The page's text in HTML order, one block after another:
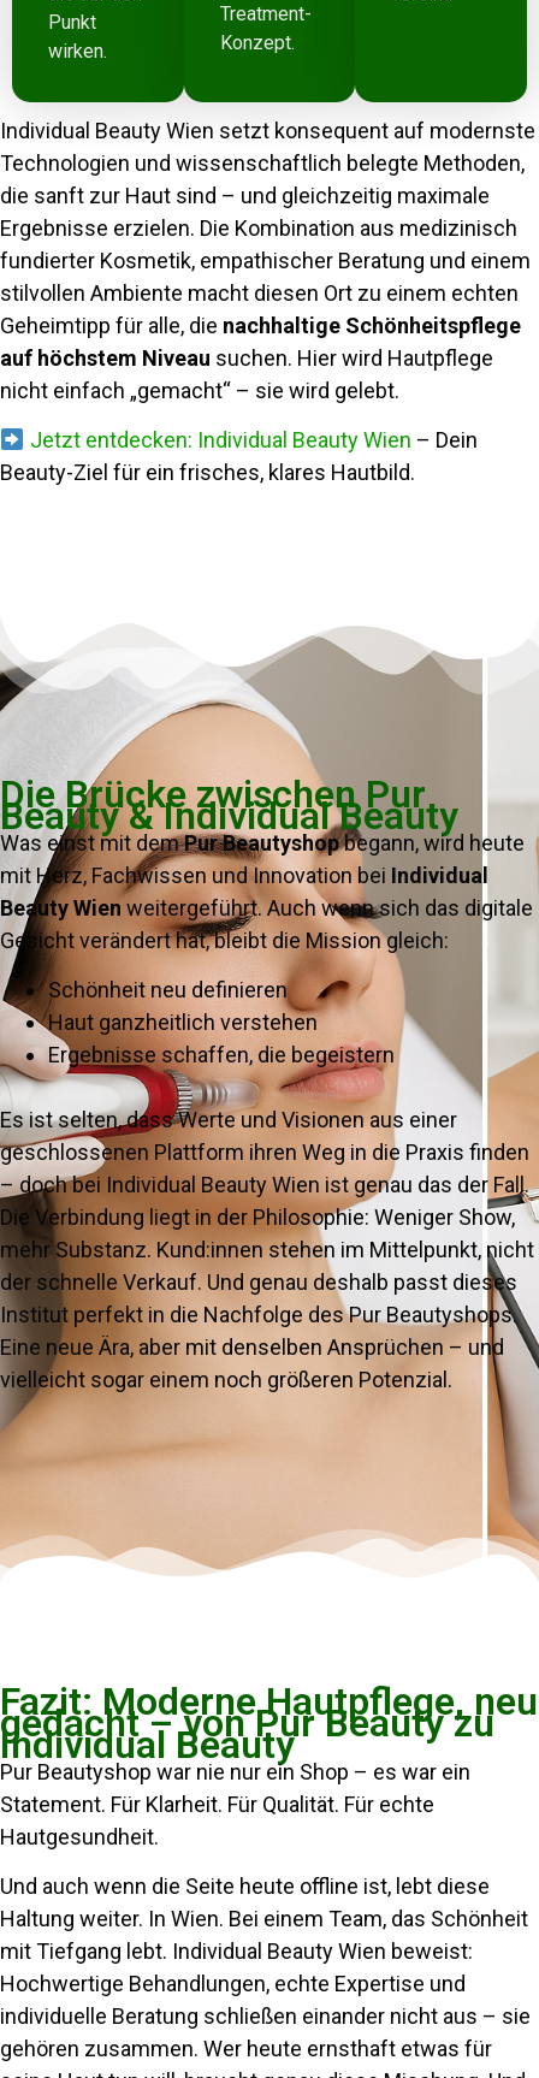
Punkt
wirken.
Treatment-
Konzept.
Individual Beauty Wien setzt konsequent auf modernste
Technologien und wissenschaftlich belegte Methoden,
die sanft zur Haut sind – und gleichzeitig maximale
Ergebnisse erzielen. Die Kombination aus medizinisch
fundierter Kosmetik, empathischer Beratung und einem
stilvollen Ambiente macht diesen Ort zu einem echten
Geheimtipp für alle, die nachhaltige Schönheitspflege
auf höchstem Niveau suchen. Hier wird Hautpflege
nicht einfach „gemacht“ – sie wird gelebt.
Jetzt entdecken: Individual Beauty Wien – Dein
Beauty-Ziel für ein frisches, klares Hautbild.
Die Brücke zwischen Pur
Beauty & Individual Beauty
Was einst mit demPur Beautyshopbegann, wird heute
mit Herz, Fachwissen und Innovation bei Individual
Beauty Wien weitergeführt. Auch wenn sich das digitale
Gesicht verändert hat, bleibt die Mission gleich:
Schönheit neu definieren
Haut ganzheitlich verstehen
Ergebnisse schaffen, die begeistern
Es ist selten, dass Werte und Visionen aus einer
geschlossenen Plattform ihren Weg in die Praxis finden
– doch bei Individual Beauty Wien ist genau das der Fall.
Die Verbindung liegt in der Philosophie: Weniger Show,
mehr Substanz. Kund:innen stehen im Mittelpunkt, nicht
der schnelle Verkauf. Und genau deshalb passt dieses
Institut perfekt in die Nachfolge des Pur Beautyshops.
Eine neue Ära, aber mit denselben Ansprüchen – und
vielleicht sogar einem noch größeren Potenzial.
Fazit: Moderne Hautpflege, neu
gedacht – von Pur Beauty zu
Individual Beauty
Pur Beautyshop war nie nur ein Shop – es war ein
Statement. Für Klarheit. Für Qualität. Für echte
Hautgesundheit.
Und auch wenn die Seite heute offline ist, lebt diese
Haltung weiter. In Wien. Bei einem Team, das Schönheit
mit Tiefgang lebt. Individual Beauty Wien beweist:
Hochwertige Behandlungen, echte Expertise und
individuelle Beratung schließen einander nicht aus – sie
gehören zusammen. Wer heute ernsthaft etwas für